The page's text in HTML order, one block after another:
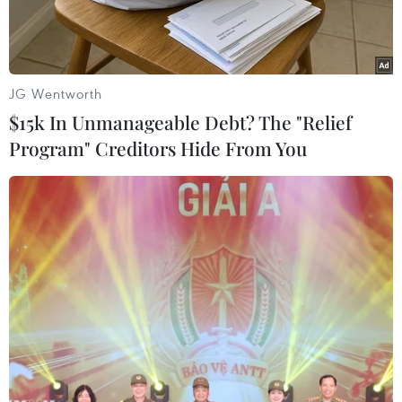
Phát gạo cho người dân gặp khó khăn do dịch COVID-19. (Ảnh:
Hoàng Ngà/TTXVN)
Văn phòng Chính phủ vừa có công văn số
3306/VPCP-KGVX truyền đạt ý kiến chỉ đạo của
Thủ tướng Chính phủ Nguyễn Xuân Phúc về
thực hiện các biện pháp hỗ trợ người dân gặp
JG Wentworth
$15k In Unmanageable Debt? The "Relief
Program" Creditors Hide From You